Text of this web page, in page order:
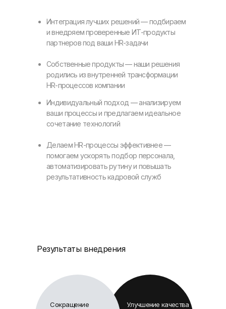
Индивидуальный подход — анализируем
ваши процессы и предлагаем идеальное
сочетание технологий
Делаем HR-процессы эффективнее —
помогаем ускорять подбор персонала,
автоматизировать рутину и повышать
результативность кадровой служб
Интеграция лучших решений — подбираем
и внедряем проверенные ИТ-продукты
партнеров под ваши HR-задачи
Собственные продукты — наши решения
родились из внутренней трансформации
HR-процессов компании
Результаты внедрения
Улучшение качества
Сокращение